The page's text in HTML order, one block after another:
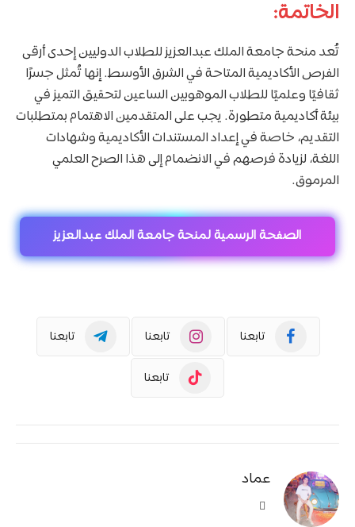
الخاتمة:
تُعد منحة جامعة الملك عبدالعزيز للطلاب الدوليين إحدى أرقى
الفرص الأكاديمية المتاحة في الشرق الأوسط. إنها تُمثل جسرًا
ثقافيًا وعلميًا للطلاب الموهوبين الساعين لتحقيق التميز في
بيئة أكاديمية متطورة. يجب على المتقدمين الاهتمام بمتطلبات
التقديم، خاصة في إعداد المستندات الأكاديمية وشهادات
اللغة، لزيادة فرصهم في الانضمام إلى هذا الصرح العلمي
المرموق.
الصفحة الرسمية لمنحة جامعة الملك عبدالعزيز
تابعنا تابعنا تابعنا
تابعنا
عماد